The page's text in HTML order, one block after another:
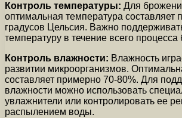
Контроль температуры: Для
оптимальная температура составляет
градусов Цельсия. Важно
температуру в течение всего
Контроль влажности: Влажность
развитии микроорганизмов.
составляет примерно 70-80%. Для
влажности можно использовать
увлажнители или контролировать ее
распылением воды.